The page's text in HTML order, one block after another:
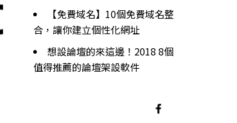
【免費域名】10個免費域名整
合，讓你建立個性化網址
想設論壇的來這邊！2018 8個
值得推薦的論壇架設軟件